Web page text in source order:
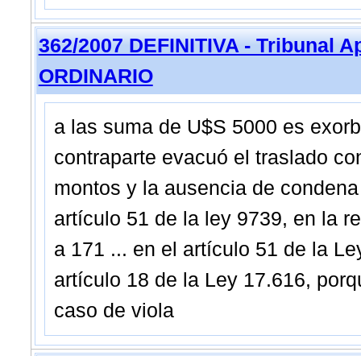
362/2007 DEFINITIVA - Tribunal
ORDINARIO
a las suma de U$S 5000 es
contraparte evacuó el traslado
montos y la ausencia de
artículo 51 de la ley 9739, en la
a 171 ... en el artículo 51 de la
artículo 18 de la Ley 17.616,
caso de viola